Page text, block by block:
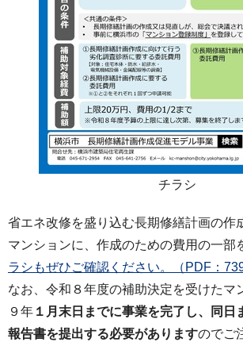
チラシ
省エネ改修を盛り込む長期修繕計画の作
マンションに、作成のための費用の一部
ラシもぜひご確認ください。（PDF：
なお、令和８年度の補助決定を受けたマ
９年 １月末日までに事業を完了し、同日
報告書を提出する必要がありますのでご